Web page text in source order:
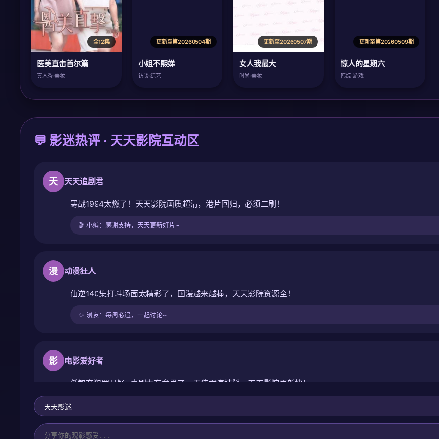
全12集
医美直击首尔篇
真人秀·美妆
更新至第20260504期
小姐不熙娣
访谈·综艺
更新至20260507期
女人我最大
时尚·美妆
更新至第20260509期
惊人的星期六
韩综·游戏
💬 影迷热评 · 天天影院互动区
天 天天追剧君
寒战1994太燃了！天天影院画质超清，港片回归，必须二刷！
🎬 小编：感谢支持，天天更新好片~
漫 动漫狂人
仙逆140集打斗场面太精彩了，国漫越来越棒，天天影院资源全！
✨ 漫友：每周必追，一起讨论~
影 电影爱好者
低智商犯罪悬疑+喜剧太有意思了，王传君演技赞，天天影院更新快！